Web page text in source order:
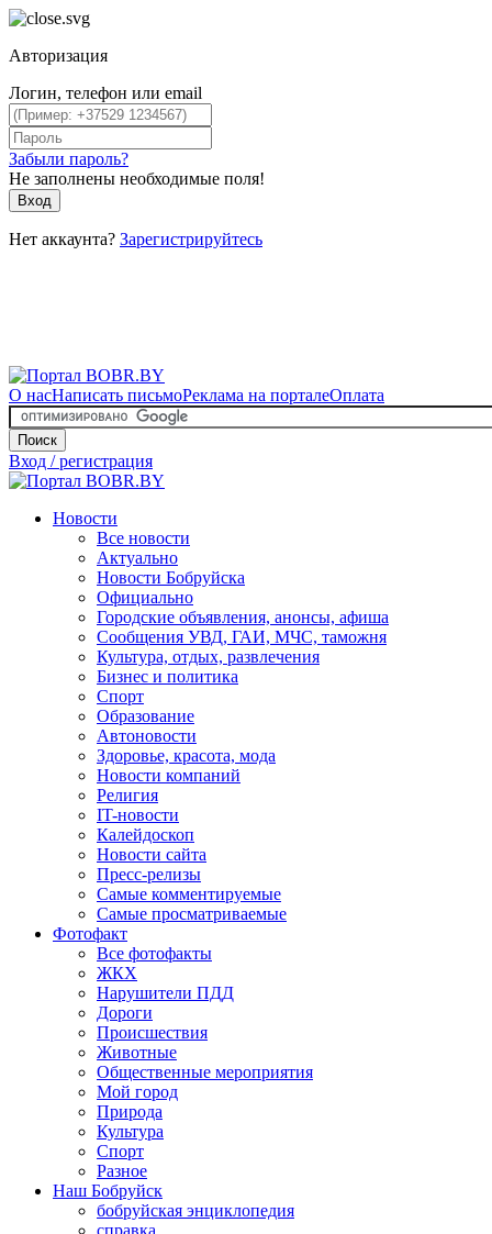
Авторизация
Логин, телефон или email
Забыли пароль?
Не заполнены необходимые поля!
Вход
Нет аккаунта? Зарегистрируйтесь
О насНаписать письмоРеклама на порталеОплата
Поиск
Вход / регистрация
Новости
Все новости
Актуально
Новости Бобруйска
Официально
Городские объявления, анонсы, афиша
Сообщения УВД, ГАИ, МЧС, таможня
Культура, отдых, развлечения
Бизнес и политика
Спорт
Образование
Автоновости
Здоровье, красота, мода
Новости компаний
Религия
IT-новости
Калейдоскоп
Новости сайта
Пресс-релизы
Самые комментируемые
Самые просматриваемые
Фотофакт
Все фотофакты
ЖКХ
Нарушители ПДД
Дороги
Происшествия
Животные
Общественные мероприятия
Мой город
Природа
Культура
Спорт
Разное
Наш Бобруйск
бобруйская энциклопедия
справка